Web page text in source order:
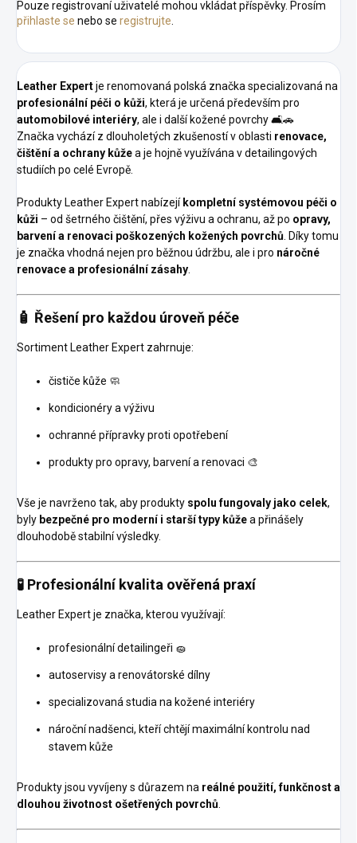
Pouze registrovaní uživatelé mohou vkládat příspěvky. Prosím
přihlaste se nebo se registrujte.
Leather Expertje renomovaná polská značka specializovaná na
profesionální péči o kůži, která je určená především pro
automobilové interiéry, ale i další kožené povrchy 🛋️🚗
Značka vychází z dlouholetých zkušeností v oblasti renovace,
čištění a ochrany kůžea je hojně využívána v detailingových
studiích po celé Evropě.
Produkty Leather Expert nabízejí kompletní systémovou péči o
kůži – od šetrného čištění, přes výživu a ochranu, až po opravy,
barvení a renovaci poškozených kožených povrchů. Díky tomu
je značka vhodná nejen pro běžnou údržbu, ale i pro náročné
renovace a profesionální zásahy.
🧴 Řešení pro každou úroveň péče
Sortiment Leather Expert zahrnuje:
čističe kůže 🧼
kondicionéry a výživu
ochranné přípravky proti opotřebení
produkty pro opravy, barvení a renovaci 🎨
Vše je navrženo tak, aby produkty spolu fungovaly jako celek,
byly bezpečné pro moderní i starší typy kůžea přinášely
dlouhodobě stabilní výsledky.
🧪 Profesionální kvalita ověřená praxí
Leather Expert je značka, kterou využívají:
profesionální detailingeři 🧽
autoservisy a renovátorské dílny
specializovaná studia na kožené interiéry
nároční nadšenci, kteří chtějí maximální kontrolu nad
stavem kůže
Produkty jsou vyvíjeny s důrazem na reálné použití, funkčnost a
dlouhou životnost ošetřených povrchů.